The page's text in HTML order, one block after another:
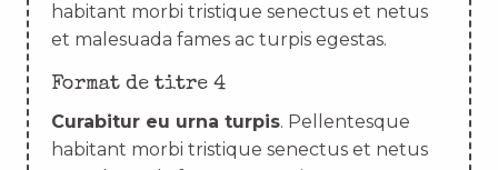
habitant morbi tristique senectus et netus
et malesuada fames ac turpis egestas.
Format de titre 4
Curabitur eu urna turpis. Pellentesque
habitant morbi tristique senectus et netus